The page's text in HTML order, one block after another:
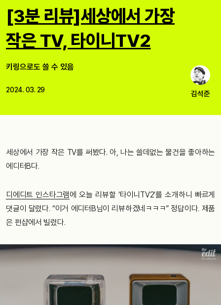
[3분 리뷰]세상에서 가장
작은 TV, 타이니TV2
키링으로도 쓸 수 있음
2024. 03. 29 김석준
세상에서 가장 작은 TV를 써봤다. 아, 나는 쓸데없는 물건을 좋아하는
에디터B다.
디에디트 인스타그램에 오늘 리뷰할 ‘타이니TV2’를 소개하니 빠르게
댓글이 달렸다. “이거 에디터B님이 리뷰하겠네ㅋㅋㅋ” 정답이다. 제품
은 펀샵에서 빌렸다.